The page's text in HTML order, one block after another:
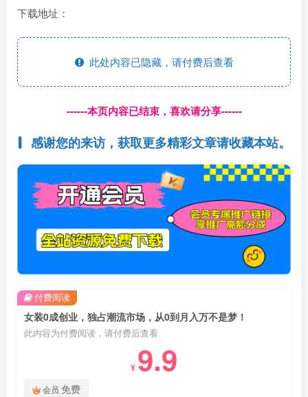
下载地址：
此处内容已隐藏，请付费后查看
------本页内容已结束，喜欢请分享------
感谢您的来访，获取更多精彩文章请收藏本站。
女装0成创业，独占潮流市场，从0到月入万不是梦！
此内容为付费阅读，请付费后查看
¥ 9.9
会员 免费
付费阅读